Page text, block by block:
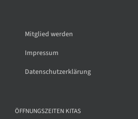
Mitglied werden
Impressum
Datenschutzerklärung
ÖFFNUNGSZEITEN KITAS